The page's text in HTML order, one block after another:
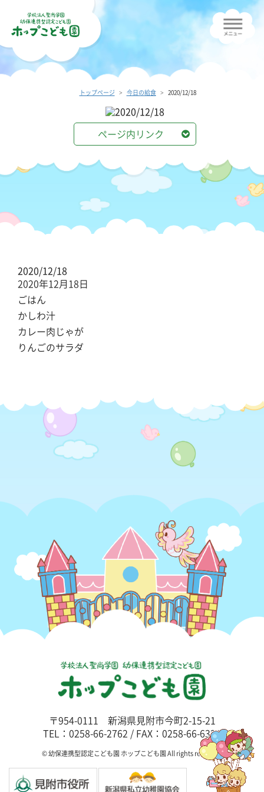
トップページ 今日の給食 2020/12/18
ページ内リンク
2020/12/18
2020年12月18日
ごはん
かしわ汁
カレー肉じゃが
りんごのサラダ
〒954-0111 新潟県見附市今町2-15-21
TEL：0258-66-2762 / FAX：0258-66-6325
© 幼保連携型認定こども園 ホップこども園 All rights reserved.